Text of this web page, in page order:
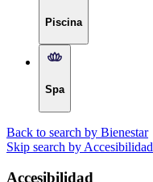
Piscina
Spa
Back to search by Bienestar
Skip search by Accesibilidad
Accesibilidad